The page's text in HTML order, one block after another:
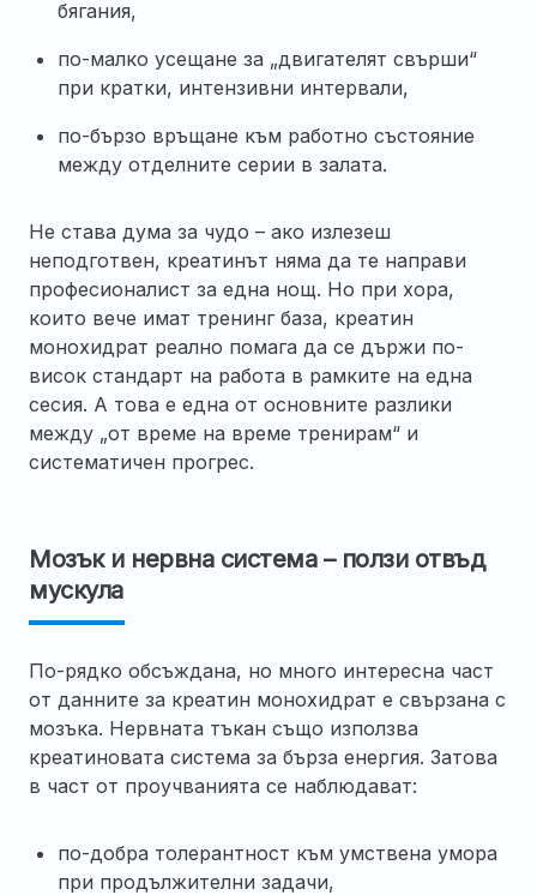
бягания,
по-малко усещане за „двигателят свърши“
при кратки, интензивни интервали,
по-бързо връщане към работно състояние
между отделните серии в залата.
Не става дума за чудо – ако излезеш
неподготвен, креатинът няма да те направи
професионалист за една нощ. Но при хора,
които вече имат тренинг база, креатин
монохидрат реално помага да се държи по-
висок стандарт на работа в рамките на една
сесия. А това е една от основните разлики
между „от време на време тренирам“ и
систематичен прогрес.
Мозък и нервна система – ползи отвъд
мускула
По-рядко обсъждана, но много интересна част
от данните за креатин монохидрат е свързана с
мозъка. Нервната тъкан също използва
креатиновата система за бърза енергия. Затова
в част от проучванията се наблюдават:
по-добра толерантност към умствена умора
при продължителни задачи,